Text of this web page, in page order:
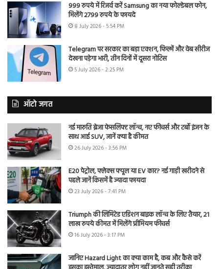
999 रुपये में रिजर्व करें Samsung का नया फोल्डेबल फोन,
मिलेंगे 2799 रुपये के फायदे
8 July 2026 - 5:54 PM
Telegram पर सरकार का बड़ा एक्शन, फिल्में और वेब सीरीज
देखना पड़ेगा भारी, तीन दिनों में दूसरा नोटिस
5 July 2026 - 2:25 PM
ऑटो जगत
नई मारुति ब्रेजा फेसलिफ्ट लॉन्च, नए फीचर्स और टर्बो इंजन के
साथ आई SUV, जानें क्या है कीमत
26 July 2026 - 3:56 PM
E20 पेट्रोल, फ्लेक्स फ्यूल या EV कार? नई गाड़ी खरीदने से
पहले जानें किसमें है ज्यादा फायदा
23 July 2026 - 7:41 PM
Triumph की लिमिटेड एडिशन बाइक लॉन्च के लिए तैयार, 21
लाख रुपये कीमत में मिलेंगे प्रीमियम फीचर्स
16 July 2026 - 3:17 PM
जानिए Hazard Light का क्या काम है, कब और कैसे करें